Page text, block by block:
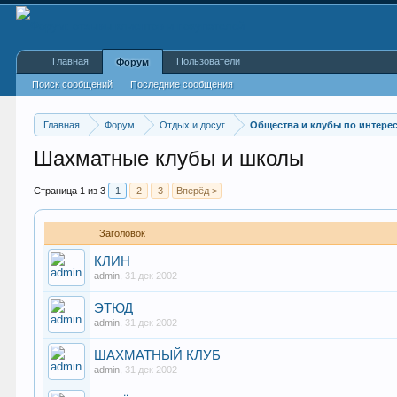
Главная Форум Отдых и досуг Общества и клубы по
Шахматные клубы и школы
Страница 1 из 3 1 2 3 Вперёд >
Заголовок
КЛИН
admin 31 дек 2002
ЭТЮД
admin 31 дек 2002
ШАХМАТНЫЙ КЛУБ
admin 31 дек 2002
Главная Форум
Поиск сообщений Последние сообщения
Пользователи